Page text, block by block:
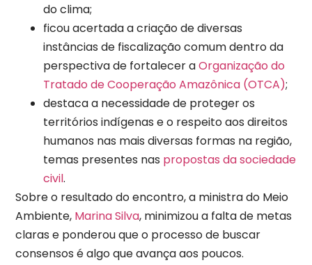
do clima;
ficou acertada a criação de diversas
instâncias de fiscalização comum dentro da
perspectiva de fortalecer aOrganização do
Tratado de Cooperação Amazônica (OTCA);
destaca a necessidade de proteger os
territórios indígenas e o respeito aos direitos
humanos nas mais diversas formas na região,
temas presentes nas propostas da sociedade
civil.
Sobre o resultado do encontro, a ministra do Meio
Ambiente, Marina Silva, minimizou a falta de metas
claras e ponderou que o processo de buscar
consensos é algo que avança aos poucos.